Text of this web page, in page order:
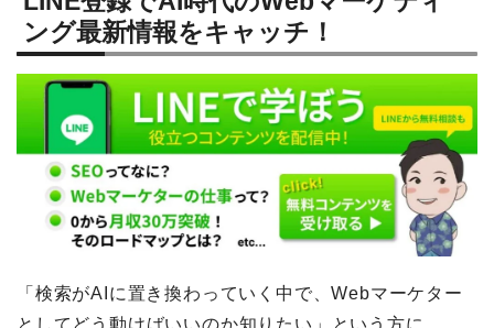
ング最新情報をキャッチ！
「検索がAIに置き換わっていく中で、Webマーケター